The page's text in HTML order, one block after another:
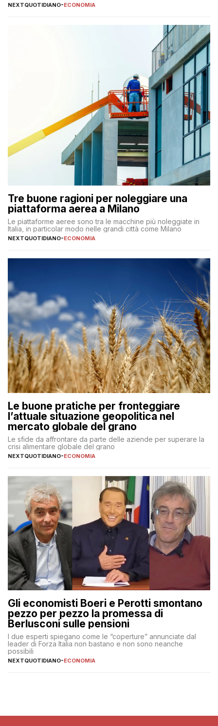
NEXTQUOTIDIANO-ECONOMIA
Tre buone ragioni per noleggiare una
piattaforma aerea a Milano
Le piattaforme aeree sono tra le macchine più noleggiate in
Italia, in particolar modo nelle grandi città come Milano
NEXTQUOTIDIANO-ECONOMIA
Le buone pratiche per fronteggiare
l’attuale situazione geopolitica nel
mercato globale del grano
Le sfide da affrontare da parte delle aziende per superare la
crisi alimentare globale del grano
NEXTQUOTIDIANO-ECONOMIA
Gli economisti Boeri e Perotti smontano
pezzo per pezzo la promessa di
Berlusconi sulle pensioni
I due esperti spiegano come le “coperture” annunciate dal
leader di Forza Italia non bastano e non sono neanche
possibili
NEXTQUOTIDIANO-ECONOMIA